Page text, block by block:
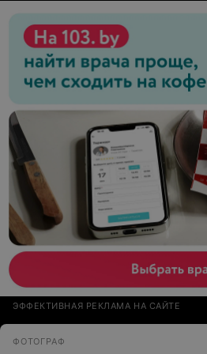
Александр
ЭФФЕКТИВНАЯ РЕКЛАМА НА САЙТЕ
ФОТОГРАФ